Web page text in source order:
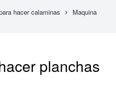
hacer calaminas
Maquina
planchas